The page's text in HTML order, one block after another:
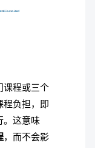
课程或三个
程负担，即
这意味
，而不会影